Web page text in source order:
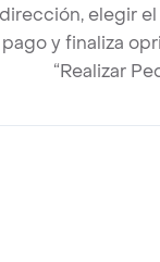
dirección, elegir
pago y finaliza
“Realizar